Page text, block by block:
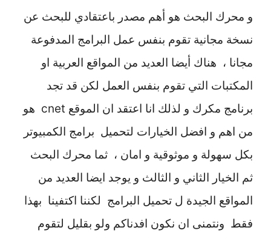
و محرك البحث هو أهم مصدر باعتقادي للبحث عن
نسخة مجانية تقوم بنفس عمل البرامج المدفوعة
مجانا ، هناك أيضا العديد من المواقع العربية او
المكتبات التي تقوم بنفس العمل لكن قد تجد
برنامج مكرك و لذلك انا اعتقد ان الموقع cnet هو
من اهم و افضل الخيارات لتحميل برامج الكمبيوتر
بكل سهولة و موثوقية و امان ، ثما محرك البحث
ثم الخيار الثاني و الثالث و يوجد ايضا العديد من
المواقع الجيدة ل تحميل البرامج لكننا اكتفينا بهذا
فقط ونتمنى ان نكون افدناكم ولو بقليل لتقوم